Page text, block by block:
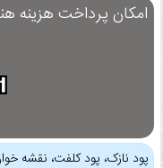
امکان پرداخت هزینه
پود نازک، پود کلفت، نقشه